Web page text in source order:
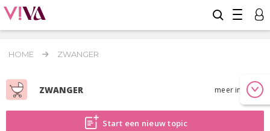
HOME ZWANGER
ZWANGER meer info
Start een nieuw topic